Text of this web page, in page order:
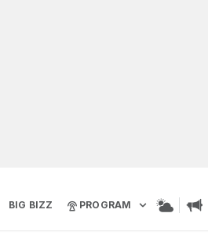
BIG BIZZ PROGRAM